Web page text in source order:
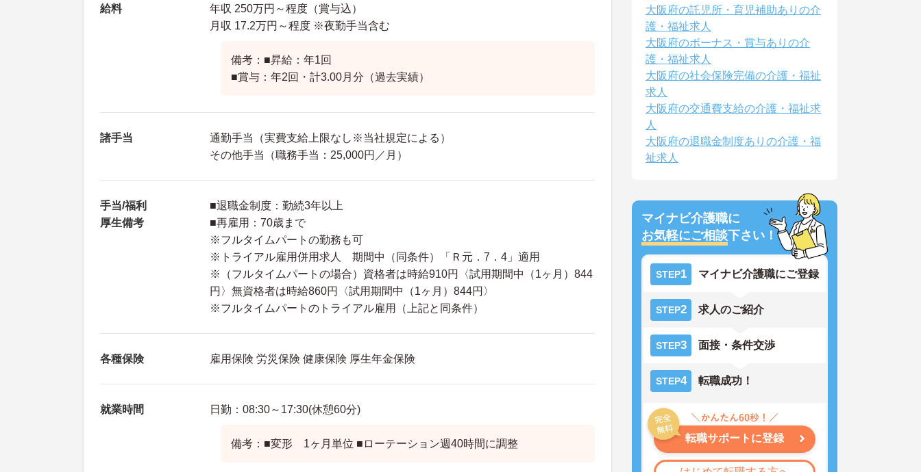
給料
年収 250万円～程度（賞与込）
月収 17.2万円～程度 ※夜勤手当含む
備考：■昇給：年1回
■賞与：年2回・計3.00月分（過去実績）
諸手当
通勤手当（実費支給上限なし※当社規定による）
その他手当（職務手当：25,000円／月）
手当/福利
厚生備考
■退職金制度：勤続3年以上
■再雇用：70歳まで
※フルタイムパートの勤務も可
※トライアル雇用併用求人 期間中（同条件）「Ｒ元．7．4」適用
※（フルタイムパートの場合）資格者は時給910円〈試用期間中（1ヶ月）844
円〉無資格者は時給860円〈試用期間中（1ヶ月）844円〉
※フルタイムパートのトライアル雇用（上記と同条件）
各種保険 雇用保険 労災保険 健康保険 厚生年金保険
就業時間 日勤：08:30～17:30(休憩60分)
備考：■変形 1ヶ月単位 ■ローテーション週40時間に調整
大阪府の託児所・育児補助ありの介
護・福祉求人
大阪府のボーナス・賞与ありの介
護・福祉求人
大阪府の社会保険完備の介護・福祉
求人
大阪府の交通費支給の介護・福祉求
人
大阪府の退職金制度ありの介護・福
祉求人
マイナビ介護職に
お気軽にご相談下さい！
STEP1 マイナビ介護職にご登録
STEP2 求人のご紹介
STEP3 面接・条件交渉
STEP4 転職成功！
転職サポートに登録